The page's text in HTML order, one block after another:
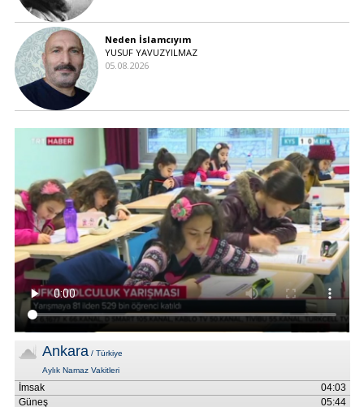
Neden İslamcıyım
YUSUF YAVUZYILMAZ
05.08.2026